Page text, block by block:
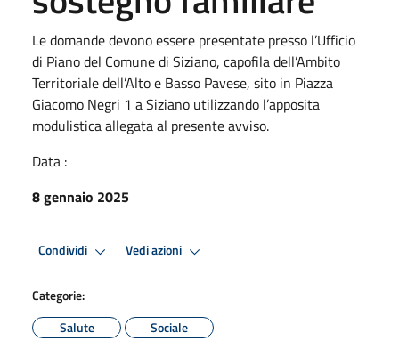
Le domande devono essere presentate presso l’Ufficio
di Piano del Comune di Siziano, capofila dell’Ambito
Territoriale dell’Alto e Basso Pavese, sito in Piazza
Giacomo Negri 1 a Siziano utilizzando l’apposita
modulistica allegata al presente avviso.
Data :
8 gennaio 2025
Condividi Vedi azioni
Categorie:
Salute
Sociale